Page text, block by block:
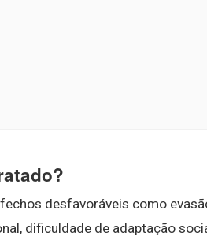
desfavoráveis como
dificuldade de adaptação